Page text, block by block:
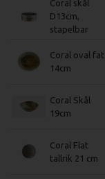
Coral skål
D13cm,
stapelbar
Coral oval fat
14cm
Coral Skål
19cm
Coral Flat
tallrik 21 cm